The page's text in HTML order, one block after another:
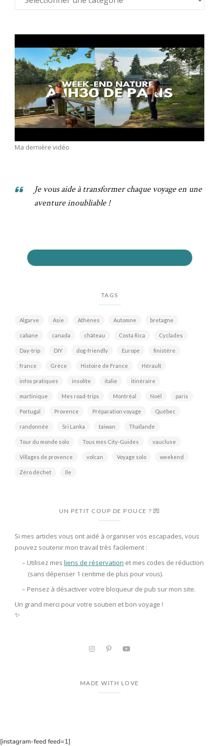
Ma dernière vidéo
Je vous aide à transformer chaque voyage en une
aventure inoubliable !
TAGS
Algarve Asie Athènes Automne bretagne
cabane canada château Costa Rica Cyclades
Day-trip DIY dog-friendly Europe finistère
france Grèce Histoire de France Hérault
infos pratiques insolite italie itinéraire
martinique Mes road-trips Montréal Noël paris
Portugal Provence Préparation voyage Québec
randonnée Sri Lanka taiwan Thaïlande
Tour du monde solo Tous mes City-Guides vaucluse
Villages de provence volcan Voyage solo weekend
Zéro déchet île
UN PETIT COUP DE POUCE ? 💌
Si mes articles vous ont aidé à organiser vos escapades, vous
pouvez soutenir mon travail très facilement :
– Utilisez mes liens de réservation et mes codes de réduction
(sans dépenser 1 centime de plus pour vous).
– Pensez à désactiver votre bloqueur de pub sur mon site.
Un grand merci pour votre soutien et bon voyage !
✨
MADE WITH LOVE
[instagram-feed feed=1]